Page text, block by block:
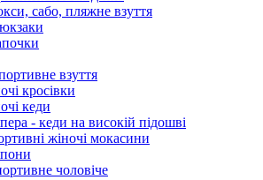
сабо, пляжне взуття
взуття
кросівки
кеди
- кеди на високій підошві
жіночі мокасини
чоловіче